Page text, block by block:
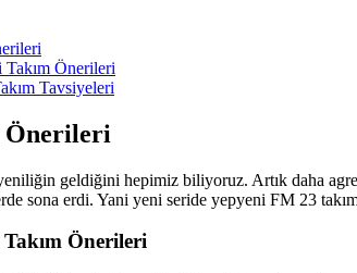
Önerileri
Tavsiyeleri
Önerileri
geldiğini hepimiz biliyoruz. Artık daha
sona erdi. Yani yeni seride yepyeni FM 23
Önerileri